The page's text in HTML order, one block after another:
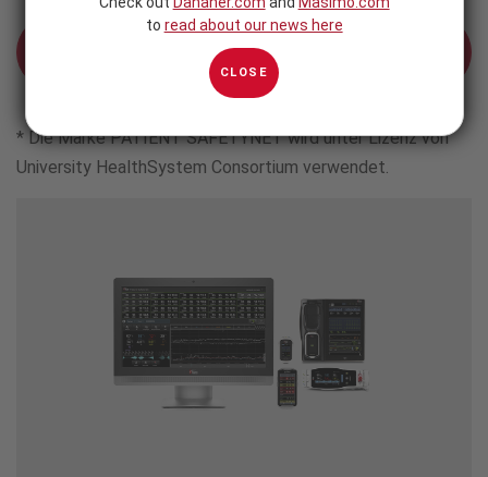
Einen Termin Für Eine
Produktevaluierung Vereinbaren
* Die Marke PATIENT SAFETYNET wird unter Lizenz von
University HealthSystem Consortium verwendet.
to read about our news here
CLOSE